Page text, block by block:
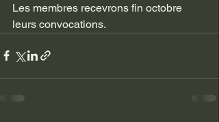
Les membres recevrons fin octobre
leurs convocations.